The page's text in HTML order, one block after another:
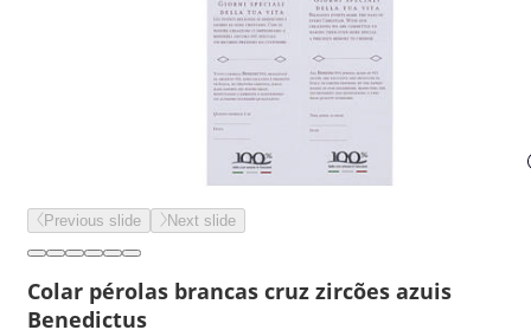
Previous slide Next slide
Colar pérolas brancas cruz zircões azuis
Benedictus